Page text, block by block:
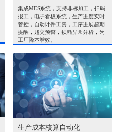
集成MES系统，支持非标加工，扫码
报工，电子看板系统，生产进度实时
管控，自动计件工资，工序进展超期
提醒，超交预警，损耗异常分析，为
工厂降本增效。
生产成本核算自动化